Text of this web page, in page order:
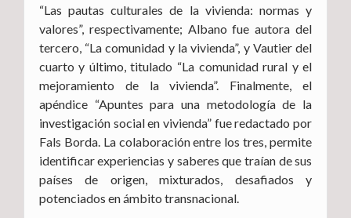
“Las pautas culturales de la vivienda: normas y
valores”, respectivamente; Albano fue autora del
tercero, “La comunidad y la vivienda”, y Vautier del
cuarto y último, titulado “La comunidad rural y el
mejoramiento de la vivienda”. Finalmente, el
apéndice “Apuntes para una metodología de la
investigación social en vivienda” fue redactado por
Fals Borda. La colaboración entre los tres, permite
identificar experiencias y saberes que traían de sus
países de origen, mixturados, desafiados y
potenciados en ámbito transnacional.